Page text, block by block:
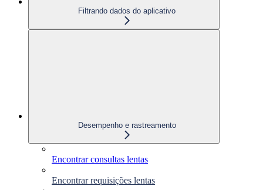
Filtrando dados do aplicativo
Desempenho e rastreamento
Encontrar consultas lentas
Encontrar requisições lentas